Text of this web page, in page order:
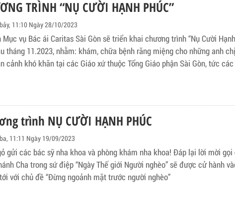
TRÌNH “NỤ CƯỜI HẠNH PHÚC”
11:10 Ngày 28/10/2023
Mục vụ Bác ái Caritas Sài Gòn sẽ triển khai chương trình “Nụ Cười
tháng 11.2023, nhằm: khám, chữa bệnh răng miệng cho những anh
cảnh khó khăn tại các Giáo xứ thuộc Tổng Giáo phận Sài Gòn, tức
trình NỤ CƯỜI HẠNH PHÚC
11:11 Ngày 19/09/2023
gửi các bác sỹ nha khoa và phòng khám nha khoa! Đáp lại lời mời gọi
Cha trong sứ điệp “Ngày Thế giới Người nghèo” sẽ được cử hành
với chủ đề “Đừng ngoảnh mặt trước người nghèo”